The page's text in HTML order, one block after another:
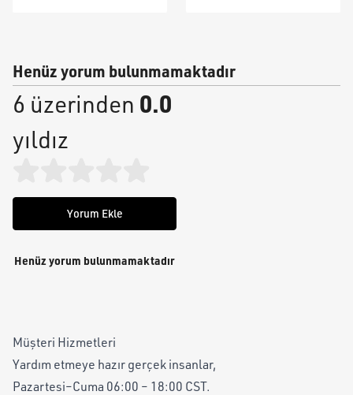
Henüz yorum bulunmamaktadır
6 üzerinden 0.0
yıldız
Yorum Ekle
Henüz yorum bulunmamaktadır
Müşteri Hizmetleri
Yardım etmeye hazır gerçek insanlar,
Pazartesi–Cuma 06:00 – 18:00 CST.